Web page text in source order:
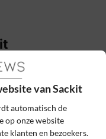
Scandinavisch
zowel de
hoge
huis.
0
van Sackit
automatisch de
op onze website
klanten en bezoekers.